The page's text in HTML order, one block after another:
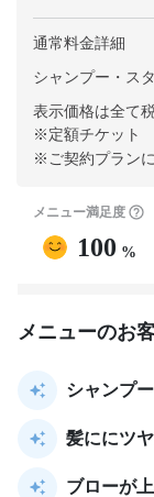
通常料金詳細
シャンプー・ス
表示価格は全て
※定額チケット
※ご契約プラン
メニュー満足度
100 %
メニューのお
シャンプ
髪ににツ
ブローが